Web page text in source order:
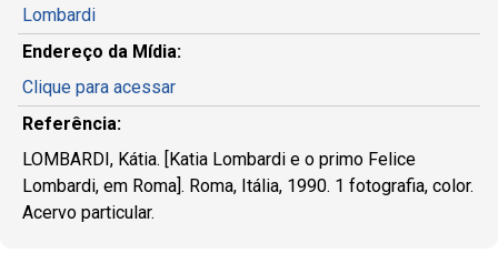
Lombardi
Endereço da Mídia:
Clique para acessar
Referência:
LOMBARDI, Kátia. [Katia Lombardi e o primo Felice
Lombardi, em Roma]. Roma, Itália, 1990. 1 fotografia, color.
Acervo particular.